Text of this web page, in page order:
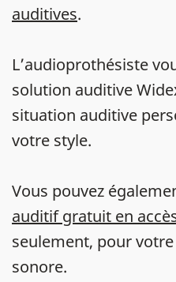
auditives.
L’audioprothésiste
solution auditive
situation auditive
votre style.
Vous pouvez
auditif gratuit en
seulement, pour
sonore.